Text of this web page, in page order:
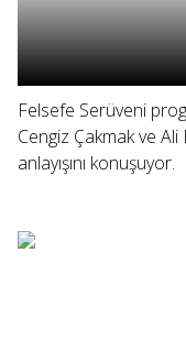
Felsefe Serüveni
Cengiz Çakmak ve
anlayışını konuşuyor.